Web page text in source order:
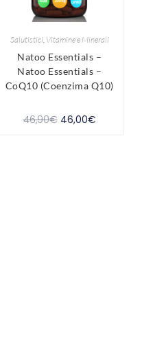
Salutistici, Vitamine e Minerali
Natoo Essentials –
Natoo Essentials –
CoQ10 (Coenzima Q10)
46,90€ 46,00€